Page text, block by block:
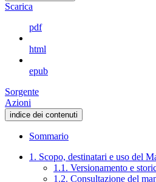
Scarica
pdf
html
epub
Sorgente
Azioni
indice dei contenuti
Sommario
1. Scopo, destinatari e uso del
1.1. Versionamento e
1.2. Consultazione del